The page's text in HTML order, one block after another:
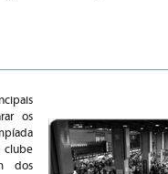
os
clube
dos